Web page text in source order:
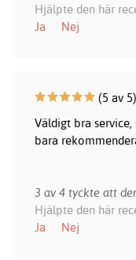
Hjälpte den här
Ja
Nej
(5 av
Väldigt bra
bara
3 av 4 tyckte att
Hjälpte den här
Ja
Nej